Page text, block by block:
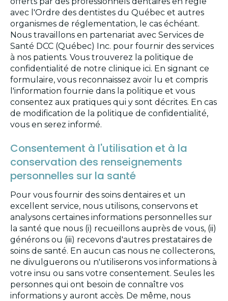
avec l'Ordre des dentistes du Québec et autres
organismes de réglementation, le cas échéant.
Nous travaillons en partenariat avec Services de
Santé DCC (Québec) Inc. pour fournir des services
à nos patients. Vous trouverez la politique de
confidentialité de notre clinique ici. En signant ce
formulaire, vous reconnaissez avoir lu et compris
l'information fournie dans la politique et vous
consentez aux pratiques qui y sont décrites. En cas
de modification de la politique de confidentialité,
vous en serez informé.
Consentement à l'utilisation et à la
conservation des renseignements
personnelles sur la santé
Pour vous fournir des soins dentaires et un
excellent service, nous utilisons, conservons et
analysons certaines informations personnelles sur
la santé que nous (i) recueillons auprès de vous, (ii)
générons ou (iii) recevons d'autres prestataires de
soins de santé. En aucun cas nous ne collecterons,
ne divulguerons ou n'utiliserons vos informations à
votre insu ou sans votre consentement. Seules les
personnes qui ont besoin de connaître vos
informations y auront accès. De même, nous